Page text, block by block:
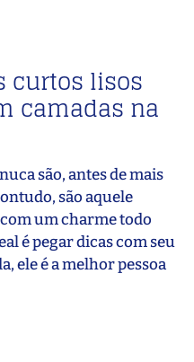
curtos lisos
camadas na
são, antes de mais
são aquele
um charme todo
é pegar dicas com seu
ele é a melhor pessoa